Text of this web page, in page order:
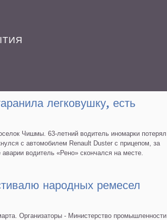
легковушку, есть
Чишмы. 63-летний водитель иномарки потерял
с автомобилем Renault Duster с прицепом, за
водитель «Рено» скончался на месте.
народных ремесел
Организаторы - Министерство промышленности